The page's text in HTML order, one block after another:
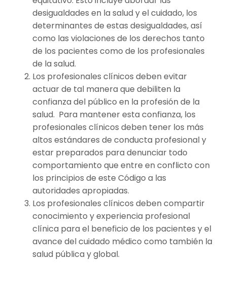
desigualdades en la salud y el cuidado, los
determinantes de estas desigualdades, así
como las violaciones de los derechos tanto
de los pacientes como de los profesionales
de la salud.
Los profesionales clínicos deben evitar
actuar de tal manera que debiliten la
confianza del público en la profesión de la
salud. Para mantener esta confianza, los
profesionales clínicos deben tener los más
altos estándares de conducta profesional y
estar preparados para denunciar todo
comportamiento que entre en conflicto con
los principios de este Código a las
autoridades apropiadas.
Los profesionales clínicos deben compartir
conocimiento y experiencia profesional
clínica para el beneficio de los pacientes y el
avance del cuidado médico como también la
salud pública y global.